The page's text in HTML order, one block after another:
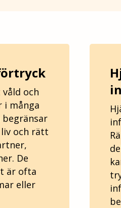
och
i många
och rätt
De
är ofta
eller